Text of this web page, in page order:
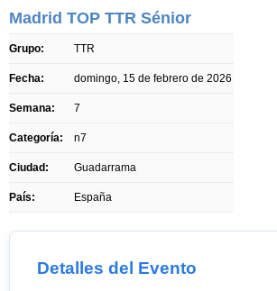
Madrid TOP TTR Sénior
Grupo: TTR
Fecha: domingo, 15 de febrero de 2026
Semana: 7
Categoría: n7
Ciudad: Guadarrama
País: España
Detalles del Evento